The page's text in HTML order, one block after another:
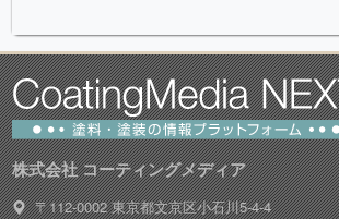
株式会社 コーティングメディア
〒112-0002 東京都文京区小石川5-4-4